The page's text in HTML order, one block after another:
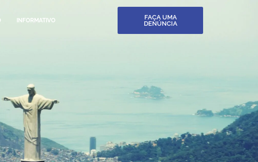
INFORMATIVO
FAÇA UMA
DENÚNCIA